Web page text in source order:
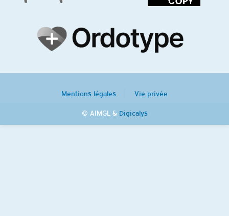
Mentions légales Vie privée
© AIMGL & Digicalys